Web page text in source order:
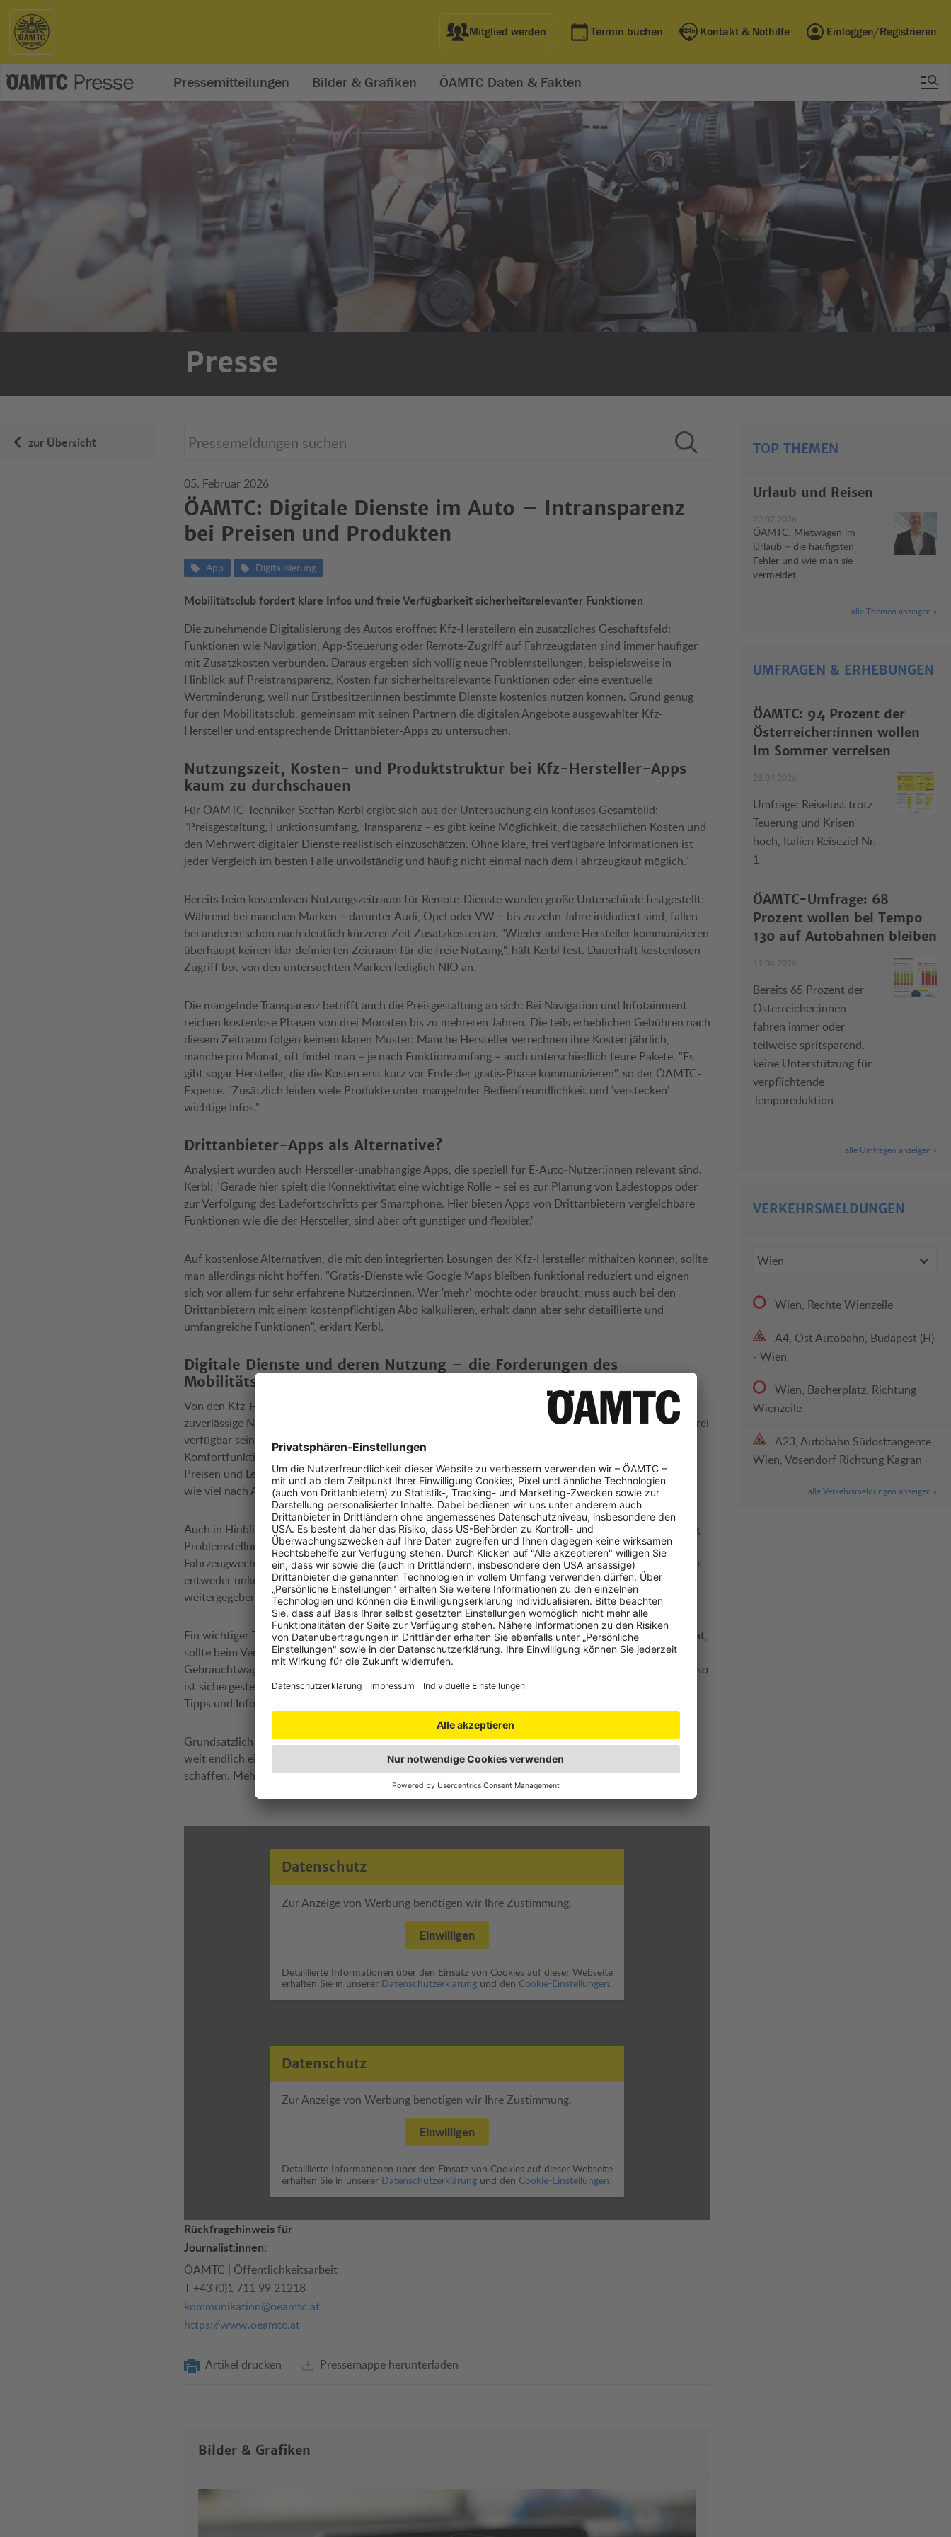
Mitglied werden Termin buchen Kontakt & Nothilfe Einloggen/Registrieren
Pressemitteilungen Bilder & Grafiken ÖAMTC Daten & Fakten
Presse
zur Übersicht
05. Februar 2026
ÖAMTC: Digitale Dienste im Auto – Intransparenz
bei Preisen und Produkten
App Digitalisierung
Mobilitätsclub fordert klare Infos und freie Verfügbarkeit sicherheitsrelevanter Funktionen
Die zunehmende Digitalisierung des Autos eröffnet Kfz-Herstellern ein zusätzliches Geschäftsfeld:
Funktionen wie Navigation, App-Steuerung oder Remote-Zugriff auf Fahrzeugdaten sind immer häufiger
mit Zusatzkosten verbunden. Daraus ergeben sich völlig neue Problemstellungen, beispielsweise in
Hinblick auf Preistransparenz, Kosten für sicherheitsrelevante Funktionen oder eine eventuelle
Wertminderung, weil nur Erstbesitzer:innen bestimmte Dienste kostenlos nutzen können. Grund genug
für den Mobilitätsclub, gemeinsam mit seinen Partnern die digitalen Angebote ausgewählter Kfz-
Hersteller und entsprechende Drittanbieter-Apps zu untersuchen.
Nutzungszeit, Kosten- und Produktstruktur bei Kfz-Hersteller-Apps
kaum zu durchschauen
Für ÖAMTC-Techniker Steffan Kerbl ergibt sich aus der Untersuchung ein konfuses Gesamtbild:
"Preisgestaltung, Funktionsumfang, Transparenz – es gibt keine Möglichkeit, die tatsächlichen Kosten und
den Mehrwert digitaler Dienste realistisch einzuschätzen. Ohne klare, frei verfügbare Informationen ist
jeder Vergleich im besten Falle unvollständig und häufig nicht einmal nach dem Fahrzeugkauf möglich."
Bereits beim kostenlosen Nutzungszeitraum für Remote-Dienste wurden große Unterschiede festgestellt:
Während bei manchen Marken – darunter Audi, Opel oder VW – bis zu zehn Jahre inkludiert sind, fallen
bei anderen schon nach deutlich kürzerer Zeit Zusatzkosten an. "Wieder andere Hersteller kommunizieren
überhaupt keinen klar definierten Zeitraum für die freie Nutzung", hält Kerbl fest. Dauerhaft kostenlosen
Zugriff bot von den untersuchten Marken lediglich NIO an.
Die mangelnde Transparenz betrifft auch die Preisgestaltung an sich: Bei Navigation und Infotainment
reichen kostenlose Phasen von drei Monaten bis zu mehreren Jahren. Die teils erheblichen Gebühren nach
diesem Zeitraum folgen keinem klaren Muster: Manche Hersteller verrechnen ihre Kosten jährlich,
manche pro Monat, oft findet man – je nach Funktionsumfang – auch unterschiedlich teure Pakete. "Es
gibt sogar Hersteller, die die Kosten erst kurz vor Ende der gratis-Phase kommunizieren", so der ÖAMTC-
Experte. "Zusätzlich leiden viele Produkte unter mangelnder Bedienfreundlichkeit und 'verstecken'
wichtige Infos."
Drittanbieter-Apps als Alternative?
Analysiert wurden auch Hersteller-unabhängige Apps, die speziell für E-Auto-Nutzer:innen relevant sind.
Kerbl: "Gerade hier spielt die Konnektivität eine wichtige Rolle – sei es zur Planung von Ladestopps oder
zur Verfolgung des Ladefortschritts per Smartphone. Hier bieten Apps von Drittanbietern vergleichbare
Funktionen wie die der Hersteller, sind aber oft günstiger und flexibler."
Auf kostenlose Alternativen, die mit den integrierten Lösungen der Kfz-Hersteller mithalten können, sollte
man allerdings nicht hoffen. "Gratis-Dienste wie Google Maps bleiben funktional reduziert und eignen
sich vor allem für sehr erfahrene Nutzer:innen. Wer 'mehr' möchte oder braucht, muss auch bei den
Drittanbietern mit einem kostenpflichtigen Abo kalkulieren, erhält dann aber sehr detaillierte und
umfangreiche Funktionen", erklärt Kerbl.
Digitale Dienste und deren Nutzung – die Forderungen des
Mobilitätsclubs
Von den Kfz-Herstellern fordert ÖAMTC-Experte Kerbl: "Digitale Dienste, die für die sichere und
zuverlässige Nutzung des Fahrzeuges relevant sind, müssen über dessen gesamten Lebenszyklus kostenfrei
verfügbar sein – darunter fallen etwa Sicherheitsupdates und Diagnoseinformationen. Bei
Komfortfunktionen, beispielsweise Karten-Updates für die Navigation, braucht es volle Transparenz bei
Preisen und Leistungsumfang – es kann nicht sein, dass man sich erst registrieren muss, um zu erfahren,
wie viel nach Ablauf einer kostenlosen Testphase zu bezahlen ist."
Auch in Hinblick auf den Wertverlust eines Fahrzeugs ergeben sich aus der zunehmenden Digitalisierung
Problemstellungen. Aus Sicht des Mobilitätsclubs muss gewährleistet sein, dass digitale Abos beim
Fahrzeugwechsel nicht einfach verfallen: "Wenn Kund:innen für einen Dienst bezahlt haben, muss dieser
entweder unkompliziert übertragbar sein oder vollständig mit dem Fahrzeug an Folgenutzer:innen
weitergegeben werden können."
Ein wichtiger Tipp des ÖAMTC-Experten: "Wer Smartphone und Auto per App miteinander gekoppelt hat,
sollte beim Verkauf des Fahrzeugs unbedingt alle Verbindungen zurücksetzen. Umgekehrt sollten auch
Gebrauchtwagenkäufer:innen darauf achten, dass alle vorherigen Verbindungen getrennt wurden – nur so
ist sichergestellt, dass fremde Personen keinen Zugriff auf sensible Daten oder Kfz-Funktionen haben.“
Tipps und Infos dazu gibt es unter
Grundsätzlich fordert der Mobilitätsclub als Interessenvertretung für über 2,6 Millionen Mitglieder, EU-
weit endlich eine konsument:innenfreundliche Regelung zum Umgang mit Daten aus dem Auto zu
schaffen. Mehr dazu auf der Website des ÖAMTC:Rasche Pannenhilfe muss möglich bleiben! | ÖAMTC
Datenschutz
Zur Anzeige von Werbung benötigen wir Ihre Zustimmung.
Einwilligen
Detaillierte Informationen über den Einsatz von Cookies auf dieser Webseite
erhalten Sie in unserer Datenschutzerklärung und den Cookie-Einstellungen.
Datenschutz
Zur Anzeige von Werbung benötigen wir Ihre Zustimmung.
Einwilligen
Detaillierte Informationen über den Einsatz von Cookies auf dieser Webseite
erhalten Sie in unserer Datenschutzerklärung und den Cookie-Einstellungen.
Rückfragehinweis für
Journalist:innen:
ÖAMTC | Öffentlichkeitsarbeit
T +43 (0)1 711 99 21218
kommunikation@oeamtc.at
https://www.oeamtc.at
Artikel drucken Pressemappe herunterladen
Bilder & Grafiken
TOP THEMEN
Urlaub und Reisen
22.07.2026
ÖAMTC: Mietwagen im
Urlaub – die häufigsten
Fehler und wie man sie
vermeidet
alle Themen anzeigen »
UMFRAGEN & ERHEBUNGEN
ÖAMTC: 94 Prozent der
Österreicher:innen wollen
im Sommer verreisen
28.04.2026
Umfrage: Reiselust trotz
Teuerung und Krisen
hoch, Italien Reiseziel Nr.
1
ÖAMTC-Umfrage: 68
Prozent wollen bei Tempo
130 auf Autobahnen bleiben
19.04.2026
Bereits 65 Prozent der
Österreicher:innen
fahren immer oder
teilweise spritsparend,
keine Unterstützung für
verpflichtende
Temporeduktion
alle Umfragen anzeigen »
VERKEHRSMELDUNGEN
Wien, Rechte Wienzeile
A4, Ost Autobahn, Budapest (H)
- Wien
Wien, Bacherplatz, Richtung
Wienzeile
A23, Autobahn Südosttangente
Wien, Vösendorf Richtung Kagran
alle Verkehrsmeldungen anzeigen »